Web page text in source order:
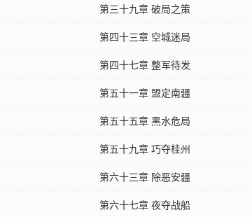
第三十九章 破局之策
第四十三章 空城迷局
第四十七章 整军待发
第五十一章 盟定南疆
第五十五章 黑水危局
第五十九章 巧夺桂州
第六十三章 除恶安疆
第六十七章 夜夺战船